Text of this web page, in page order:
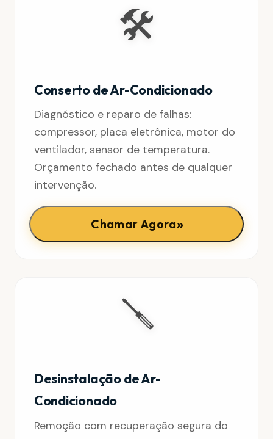
🛠️
Conserto de Ar-Condicionado
Diagnóstico e reparo de falhas:
compressor, placa eletrônica, motor do
ventilador, sensor de temperatura.
Orçamento fechado antes de qualquer
intervenção.
Chamar Agora»
🪛
Desinstalação de Ar-
Condicionado
Remoção com recuperação segura do